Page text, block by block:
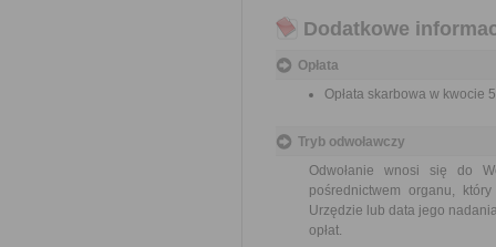
Dodatkowe
Opłata
Opłata skarbowa w kwocie
Tryb odwoławczy
Odwołanie wnosi się do
pośrednictwem organu,
Urzędzie lub data jego
opłat.